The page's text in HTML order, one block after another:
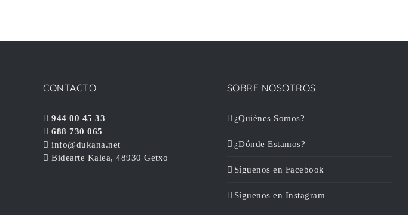
CONTACTO
944 00 45 33
688 730 065
info@dukana.net
Bidearte Kalea, 48930 Getxo
SOBRE NOSOTROS
¿Quiénes Somos?
¿Dónde Estamos?
Síguenos en Facebook
Síguenos en Instagram